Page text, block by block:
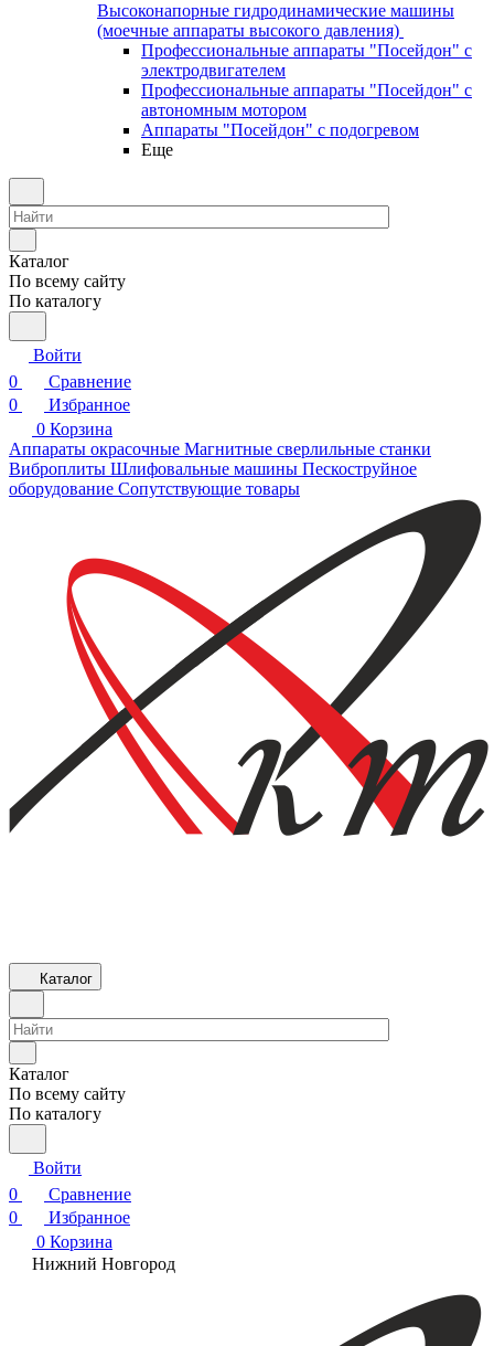
Высоконапорные гидродинамические машины
(моечные аппараты высокого давления)
Профессиональные аппараты "Посейдон" с
электродвигателем
Профессиональные аппараты "Посейдон" с
автономным мотором
Аппараты "Посейдон" с подогревом
Еще
Каталог
По всему сайту
По каталогу
Войти
0
Сравнение
0
Избранное
0 Корзина
Аппараты окрасочные Магнитные сверлильные станки
Виброплиты Шлифовальные машины Пескоструйное
оборудование Сопутствующие товары
Каталог
Каталог
По всему сайту
По каталогу
Войти
0
Сравнение
0
Избранное
0 Корзина
Нижний Новгород